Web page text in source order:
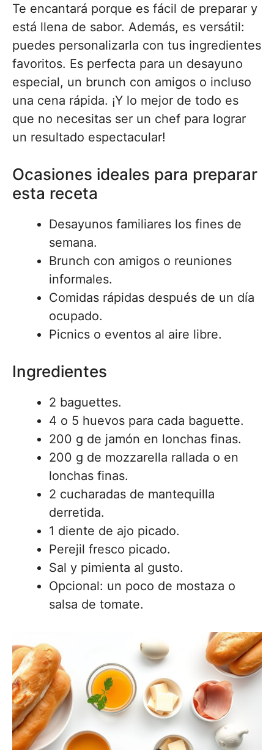
Te encantará porque es fácil de preparar y
está llena de sabor. Además, es versátil:
puedes personalizarla con tus ingredientes
favoritos. Es perfecta para un desayuno
especial, un brunch con amigos o incluso
una cena rápida. ¡Y lo mejor de todo es
que no necesitas ser un chef para lograr
un resultado espectacular!
Ocasiones ideales para preparar
esta receta
Desayunos familiares los fines de
semana.
Brunch con amigos o reuniones
informales.
Comidas rápidas después de un día
ocupado.
Picnics o eventos al aire libre.
Ingredientes
2 baguettes.
4 o 5 huevos para cada baguette.
200 g de jamón en lonchas finas.
200 g de mozzarella rallada o en
lonchas finas.
2 cucharadas de mantequilla
derretida.
1 diente de ajo picado.
Perejil fresco picado.
Sal y pimienta al gusto.
Opcional: un poco de mostaza o
salsa de tomate.